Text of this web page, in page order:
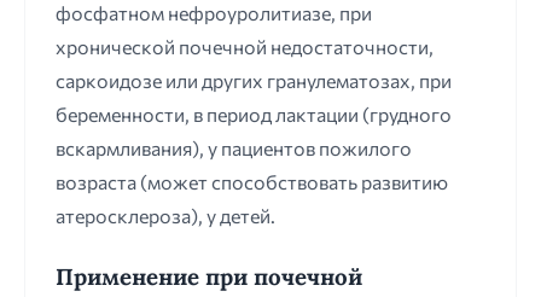
фосфатном нефроуролитиазе, при
хронической почечной недостаточности,
саркоидозе или других гранулематозах, при
беременности, в период лактации (грудного
вскармливания), у пациентов пожилого
возраста (может способствовать развитию
атеросклероза), у детей.
Применение при почечной